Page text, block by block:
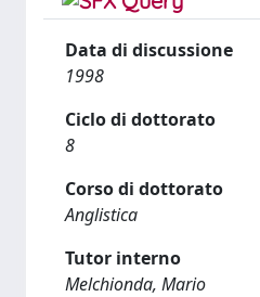
Data di discussione
1998
Ciclo di dottorato
8
Corso di dottorato
Anglistica
Tutor interno
Melchionda, Mario